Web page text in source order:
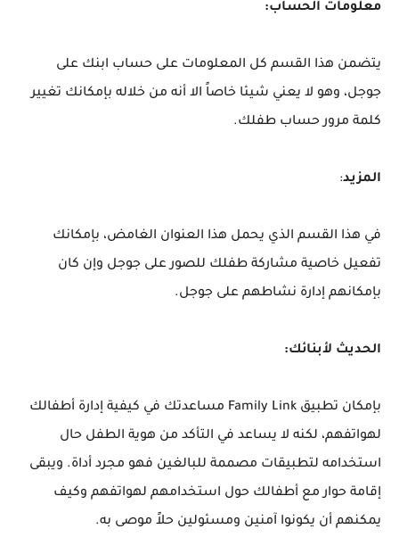
معلومات الحساب:
يتضمن هذا القسم كل المعلومات على حساب ابنك على
جوجل، وهو لا يعني شيئا خاصاً الا أنه من خلاله بإمكانك تغيير
كلمة مرور حساب طفلك.
المزيد:
في هذا القسم الذي يحمل هذا العنوان الغامض، بإمكانك
تفعيل خاصية مشاركة طفلك للصور على جوجل وإن كان
بإمكانهم إدارة نشاطهم على جوجل.
الحديث لأبنائك:
بإمكان تطبيق Family Link مساعدتك في كيفية إدارة أطفالك
لهواتفهم، لكنه لا يساعد في التأكد من هوية الطفل حال
استخدامه لتطبيقات مصممة للبالغين فهو مجرد أداة. ويبقى
إقامة حوار مع أطفالك حول استخدامهم لهواتفهم وكيف
يمكنهم أن يكونوا آمنين ومسئولين حلاً موصى به.